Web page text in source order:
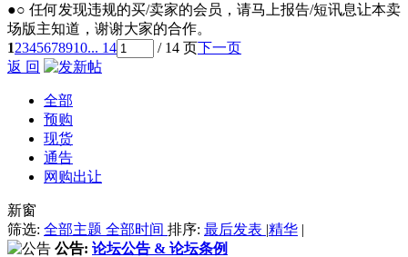
●○ 任何发现违规的买/卖家的会员，请马上报告/短讯息让本卖
场版主知道，谢谢大家的合作。
12345678910... 14 / 14 页下一页
返 回
全部
预购
现货
通告
网购出让
新窗
筛选: 全部主题 全部时间 排序: 最后发表 |精华 |
公告: 论坛公告 & 论坛条例